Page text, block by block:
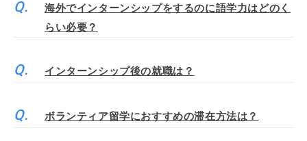
海外でインターンシップをするのに語学力はどのく
らい必要？
インターンシップ後の就職は？
ボランティア留学におすすめの滞在方法は？